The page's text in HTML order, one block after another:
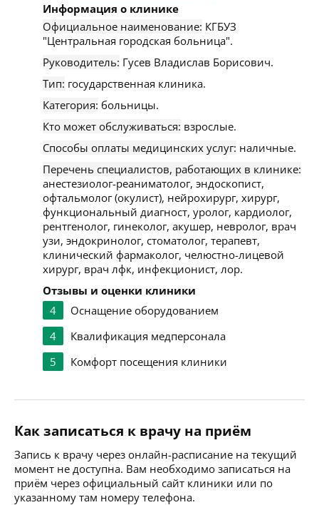
Информация о клинике
Официальное наименование: КГБУЗ
"Центральная городская больница".
Руководитель: Гусев Владислав Борисович.
Тип: государственная клиника.
Категория: больницы.
Кто может обслуживаться: взрослые.
Способы оплаты медицинских услуг: наличные.
Перечень специалистов, работающих в клинике:
анестезиолог-реаниматолог, эндоскопист,
офтальмолог (окулист), нейрохирург, хирург,
функциональный диагност, уролог, кардиолог,
рентгенолог, гинеколог, акушер, невролог, врач
узи, эндокринолог, стоматолог, терапевт,
клинический фармаколог, челюстно-лицевой
хирург, врач лфк, инфекционист, лор.
Отзывы и оценки клиники
4
Оснащение оборудованием
4
Квалификация медперсонала
5
Комфорт посещения клиники
Как записаться к врачу на приём
Запись к врачу через онлайн-расписание на текущий
момент не доступна. Вам необходимо записаться на
приём через официальный сайт клиники или по
указанному там номеру телефона.